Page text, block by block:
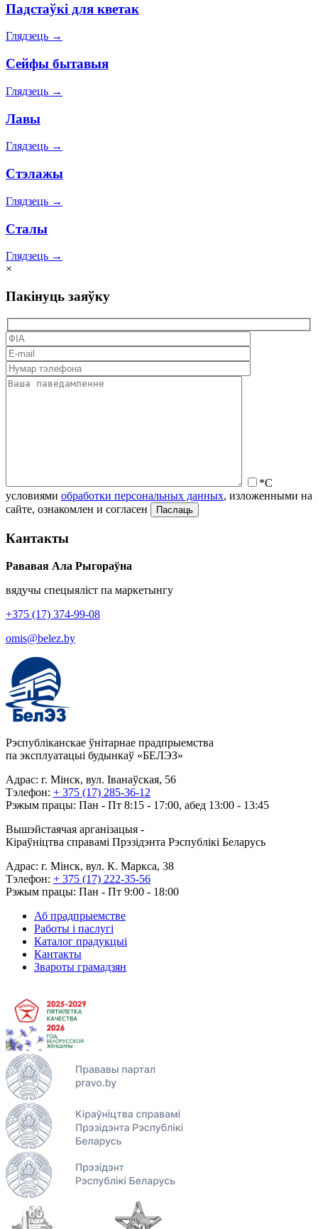
Падстаўкі для кветак
Глядзець →
Сейфы бытавыя
Глядзець →
Лавы
Глядзець →
Стэлажы
Глядзець →
Сталы
Глядзець →
×
Пакінуць заяўку
*С
условиями обработки персональных данных, изложенными на
сайте, ознакомлен и согласен
Кантакты
Рававая Ала Рыгораўна
вядучы спецыяліст па маркетынгу
+375 (17) 374-99-08
omis@belez.by
Рэспубліканскае ўнітарнае прадпрыемства
па эксплуатацыі будынкаў «БЕЛЭЗ»
Адрас: г. Мінск, вул. Іванаўская, 56
Тэлефон: + 375 (17) 285-36-12
Рэжым працы: Пан - Пт 8:15 - 17:00, абед 13:00 - 13:45
Вышэйстаячая арганізацыя -
Кіраўніцтва справамі Прэзідэнта Рэспублікі Беларусь
Адрас: г. Мінск, вул. К. Маркса, 38
Тэлефон: + 375 (17) 222-35-56
Рэжым працы: Пан - Пт 9:00 - 18:00
Аб прадпрыемстве
Работы і паслугі
Каталог прадукцыі
Кантакты
Звароты грамадзян